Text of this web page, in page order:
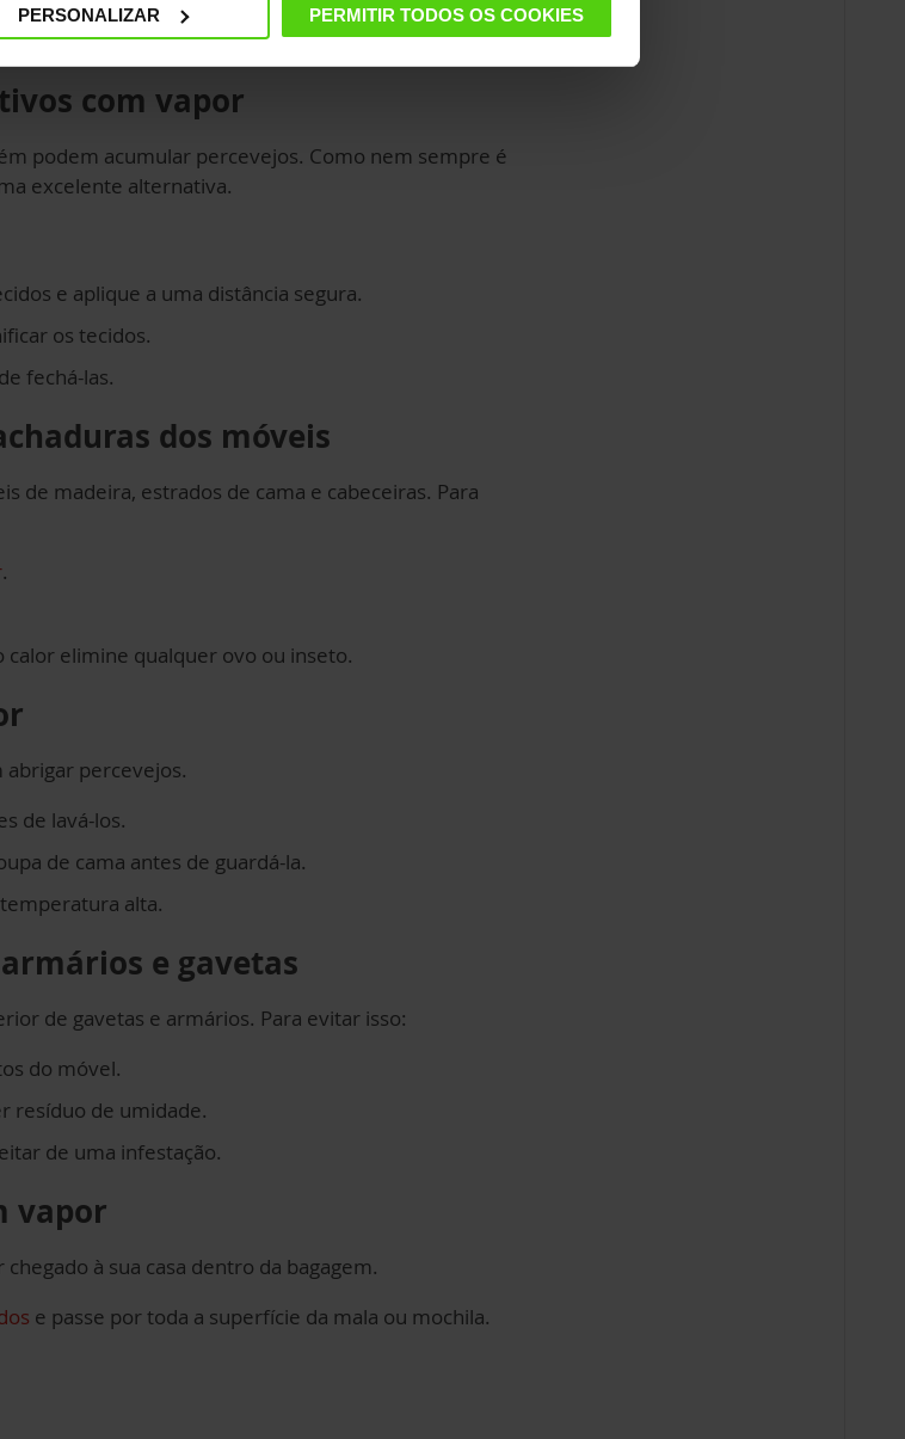
PERSONALIZAR PERMITIR TODOS OS COOKIES
a vapor e aspiração para
com vapor
podem acumular percevejos. Como nem sempre é
excelente alternativa.
e aplique a uma distância segura.
os tecidos.
fechá-las.
dos móveis
de madeira, estrados de cama e cabeceiras. Para
.
calor elimine qualquer ovo ou inseto.
abrigar percevejos.
de lavá-los.
de cama antes de guardá-la.
alta.
e gavetas
de gavetas e armários. Para evitar isso:
do móvel.
resíduo de umidade.
de uma infestação.
vapor
à sua casa dentro da bagagem.
e passe por toda a superfície da mala ou mochila.